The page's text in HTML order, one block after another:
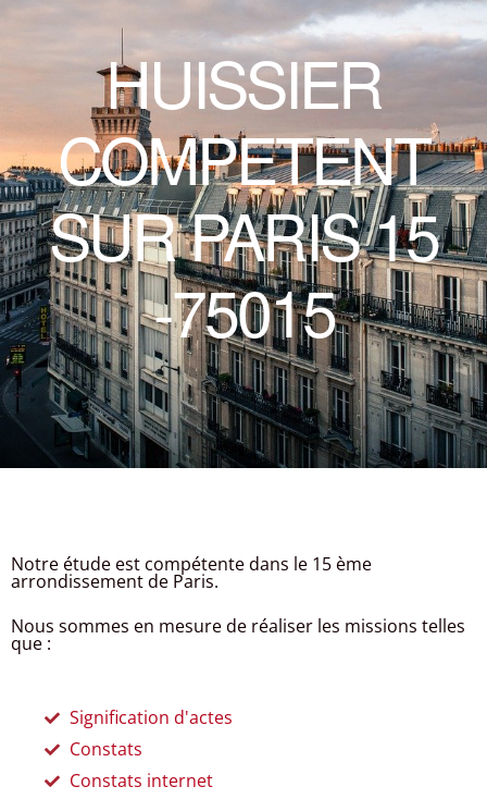
HUISSIER
COMPETENT
SUR PARIS 15
-75015
Notre étude est compétente dans le 15 ème
arrondissement de Paris.
Nous sommes en mesure de réaliser les missions telles
que :
Signification d'actes
Constats
Constats internet